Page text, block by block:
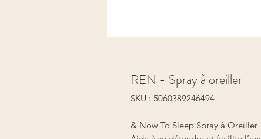
REN - Spray à oreiller
SKU : 5060389246494
& Now To Sleep Spray à Oreiller